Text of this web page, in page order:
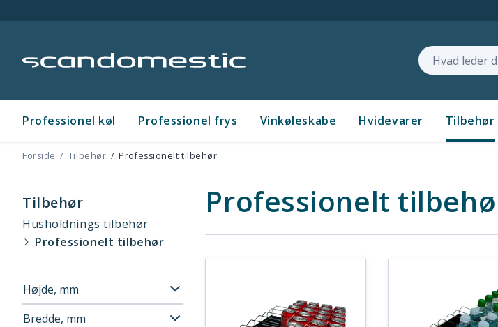
Søg
Professionel køl Professionel frys Vinkøleskabe Hvidevarer Tilbehør
Forside Tilbehør Professionelt tilbehør
Tilbehør
Husholdnings tilbehør
Professionelt tilbehør
Højde, mm
Bredde, mm
Professionelt